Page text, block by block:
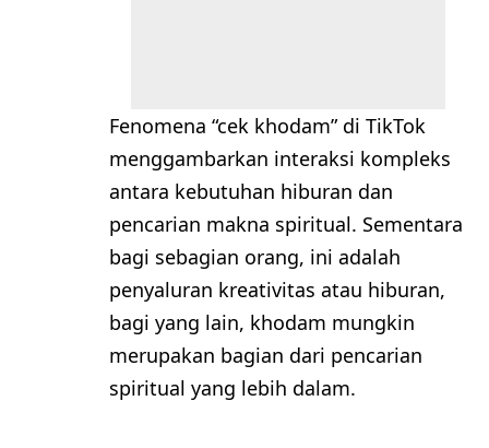
Fenomena “cek khodam” di TikTok
menggambarkan interaksi kompleks
antara kebutuhan hiburan dan
pencarian makna spiritual. Sementara
bagi sebagian orang, ini adalah
penyaluran kreativitas atau hiburan,
bagi yang lain, khodam mungkin
merupakan bagian dari pencarian
spiritual yang lebih dalam.